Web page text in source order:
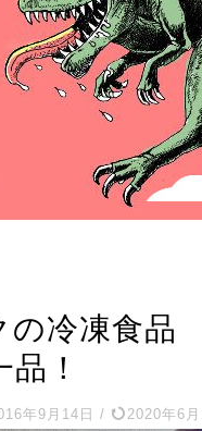
冷凍食品
！
年9月14日 / 2020年6月